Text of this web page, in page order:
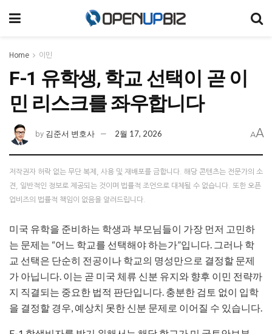
Home 이민
F-1 유학생, 학교 선택이 곧 이
민 리스크를 좌우합니다
by 김준서 변호사 2월 17, 2026 AA
저작권자 허락 없는 무단 복제, 사용 및 재배포를 금합니다. 해당 콘텐츠는 전문가의 소
견, 일반적인 정보로 제공되는 것이며 법률적 조언으로 대체될 수 없습니다. 또한 오픈
업비즈의 법률적 책임이 없음을 알려드립니다.
미국 유학을 준비하는 학생과 부모님들이 가장 먼저 고민하
는 문제는 “어느 학교를 선택해야 하는가”입니다. 그러나 학
교 선택은 단순히 전공이나 학교의 명성만으로 결정할 문제
가 아닙니다. 이는 곧 미국 체류 신분 유지와 향후 이민 전략까
지 직결되는 중요한 법적 판단입니다. 충분한 검토 없이 입학
을 결정할 경우, 예상치 못한 신분 문제로 이어질 수 있습니다.